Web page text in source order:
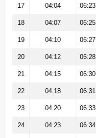
17 04:04 06:23
18 04:07 06:25
19 04:10 06:27
20 04:12 06:28
21 04:15 06:30
22 04:18 06:31
23 04:20 06:33
24 04:23 06:34